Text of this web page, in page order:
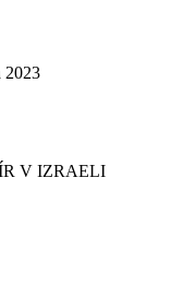
2023
V IZRAELI